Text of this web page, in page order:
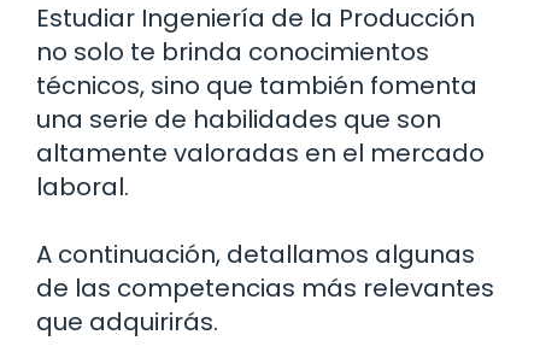
Estudiar Ingeniería de la Producción
no solo te brinda conocimientos
técnicos, sino que también fomenta
una serie de habilidades que son
altamente valoradas en el mercado
laboral.
A continuación, detallamos algunas
de las competencias más relevantes
que adquirirás.